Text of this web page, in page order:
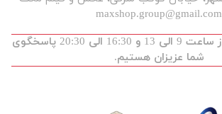
maxshop.group@gmail.com
شنبه تا پنجشنبه از ساعت 9 الی 13 و 16:30 الی 20:30 پاسخگوی
شما عزیزان هستیم.